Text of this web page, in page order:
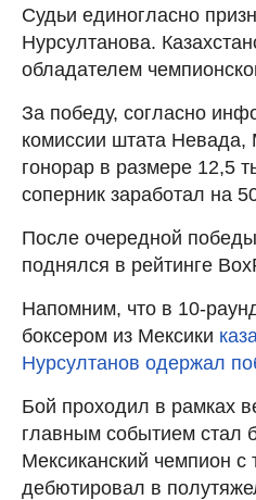
Судьи единогласно
Нурсултанова.
обладателем
За победу, согласно
комиссии штата
гонорар в размере 12,5
соперник заработал на
После очередной
поднялся в рейтинге
Напомним, что в 10-
боксером из Мексики
Нурсултанов одержал
Бой проходил в рамках
главным событием стал
Мексиканский чемпион
дебютировал в